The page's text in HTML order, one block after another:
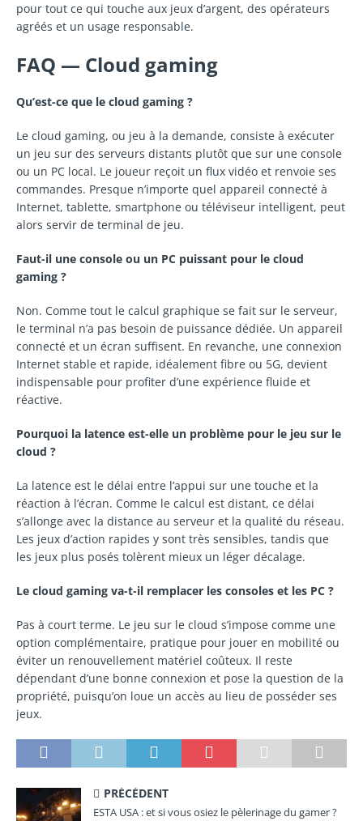
pour tout ce qui touche aux jeux d’argent, des opérateurs
agréés et un usage responsable.
FAQ — Cloud gaming
Qu’est-ce que le cloud gaming ?
Le cloud gaming, ou jeu à la demande, consiste à exécuter
un jeu sur des serveurs distants plutôt que sur une console
ou un PC local. Le joueur reçoit un flux vidéo et renvoie ses
commandes. Presque n’importe quel appareil connecté à
Internet, tablette, smartphone ou téléviseur intelligent, peut
alors servir de terminal de jeu.
Faut-il une console ou un PC puissant pour le cloud
gaming ?
Non. Comme tout le calcul graphique se fait sur le serveur,
le terminal n’a pas besoin de puissance dédiée. Un appareil
connecté et un écran suffisent. En revanche, une connexion
Internet stable et rapide, idéalement fibre ou 5G, devient
indispensable pour profiter d’une expérience fluide et
réactive.
Pourquoi la latence est-elle un problème pour le jeu sur le
cloud ?
La latence est le délai entre l’appui sur une touche et la
réaction à l’écran. Comme le calcul est distant, ce délai
s’allonge avec la distance au serveur et la qualité du réseau.
Les jeux d’action rapides y sont très sensibles, tandis que
les jeux plus posés tolèrent mieux un léger décalage.
Le cloud gaming va-t-il remplacer les consoles et les PC ?
Pas à court terme. Le jeu sur le cloud s’impose comme une
option complémentaire, pratique pour jouer en mobilité ou
éviter un renouvellement matériel coûteux. Il reste
dépendant d’une bonne connexion et pose la question de la
propriété, puisqu’on loue un accès au lieu de posséder ses
jeux.
PRÉCÉDENT
ESTA USA : et si vous osiez le pèlerinage du gamer ?